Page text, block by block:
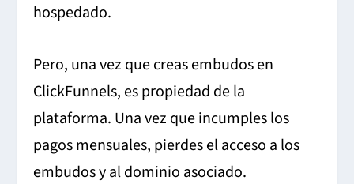
hospedado.
Pero, una vez que creas embudos en
ClickFunnels, es propiedad de la
plataforma. Una vez que incumples los
pagos mensuales, pierdes el acceso a los
embudos y al dominio asociado.